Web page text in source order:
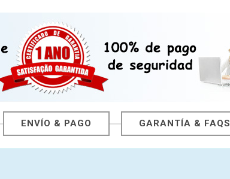
ENVÍO & PAGO GARANTÍA & FAQS